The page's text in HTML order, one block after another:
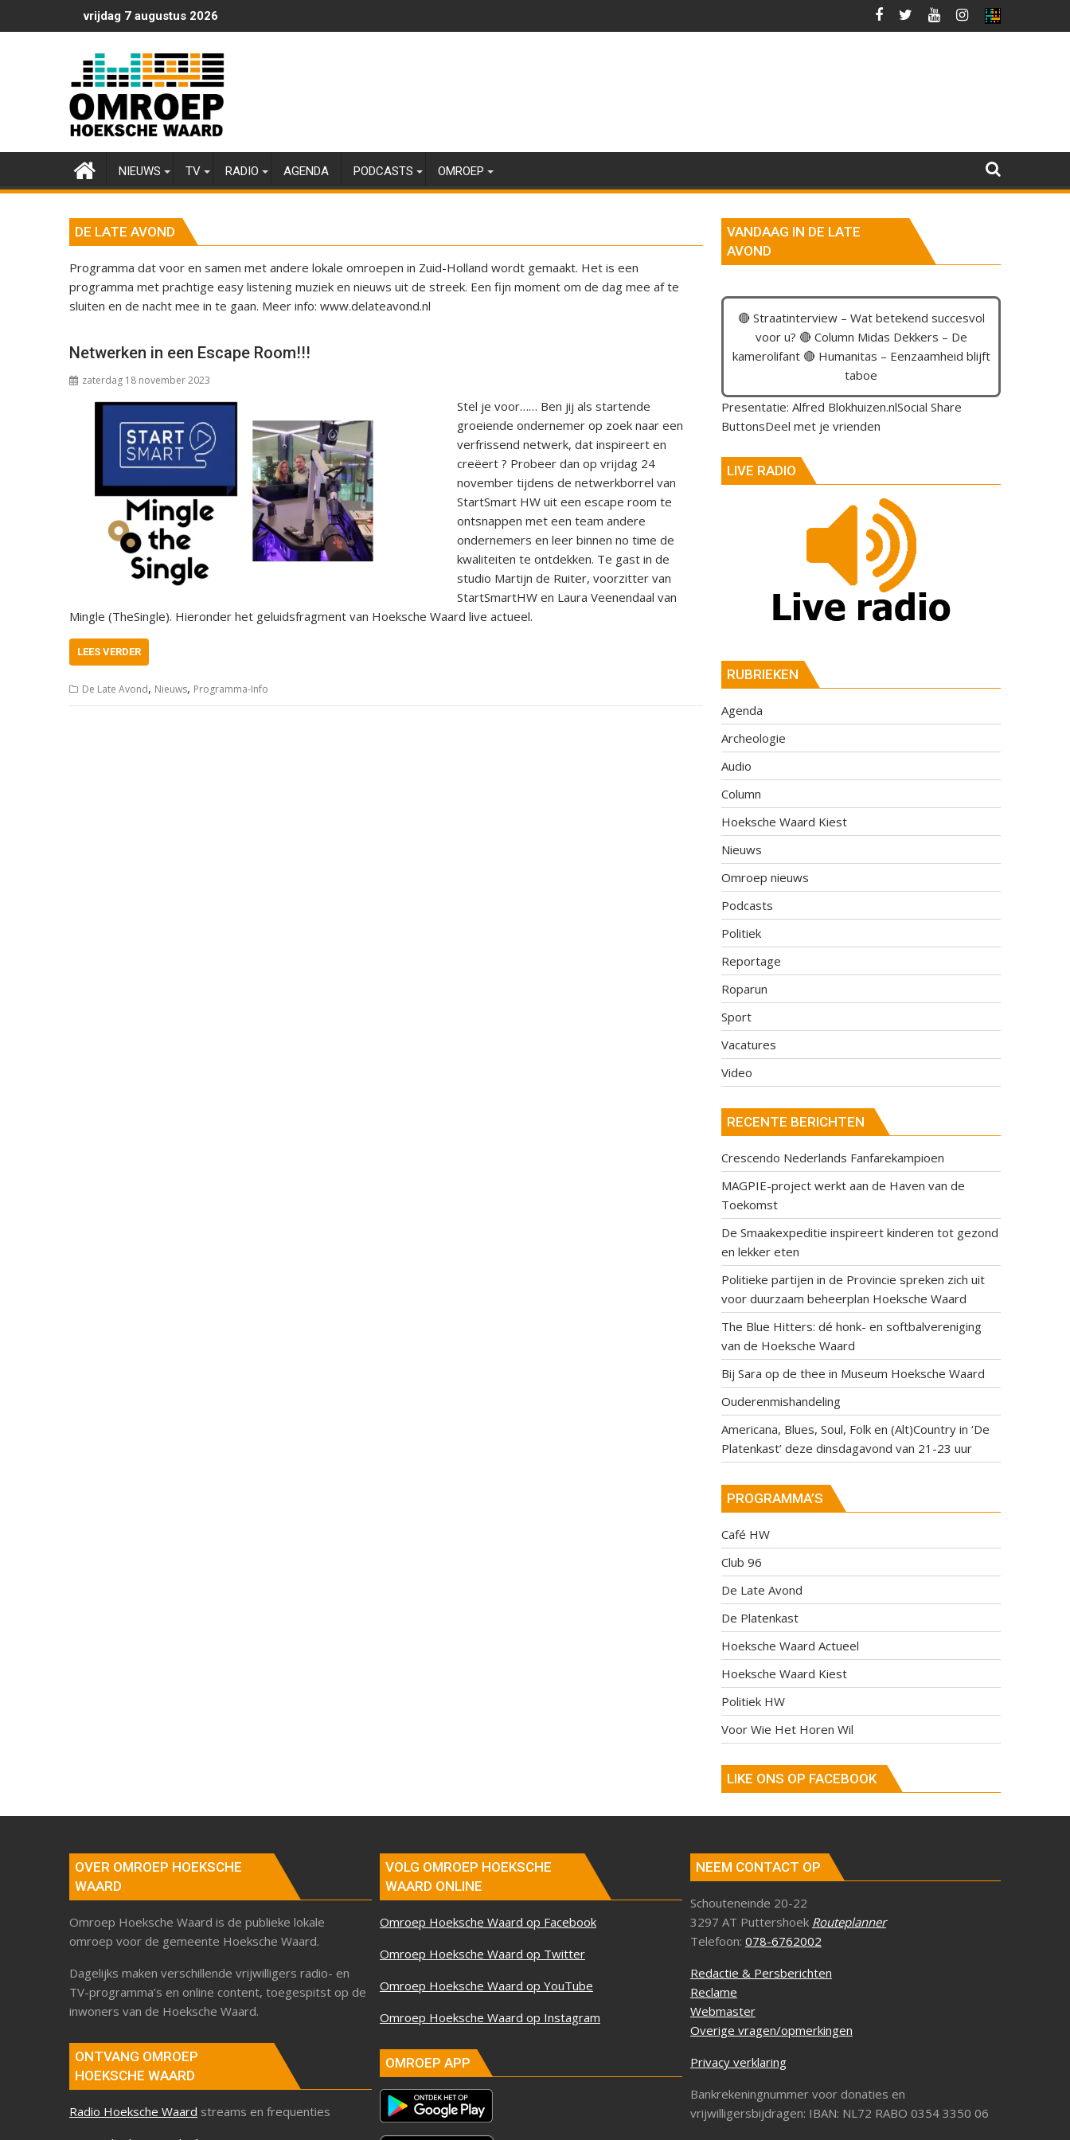
naar
vrijdag 7 augustus 2026
NIEUWS TV RADIO AGENDA PODCASTS OMROEP
DE LATE AVOND
Programma dat voor en samen met andere lokale omroepen in Zuid-Holland wordt gemaakt. Het is een
programma met prachtige easy listening muziek en nieuws uit de streek. Een fijn moment om de dag mee af te
sluiten en de nacht mee in te gaan. Meer info: www.delateavond.nl
Netwerken in een Escape Room!!!
zaterdag 18 november 2023
Stel je voor…… Ben jij als startende
groeiende ondernemer op zoek naar een
verfrissend netwerk, dat inspireert en
creëert ? Probeer dan op vrijdag 24
november tijdens de netwerkborrel van
StartSmart HW uit een escape room te
ontsnappen met een team andere
ondernemers en leer binnen no time de
kwaliteiten te ontdekken. Te gast in de
studio Martijn de Ruiter, voorzitter van
StartSmartHW en Laura Veenendaal van
Mingle (TheSingle). Hieronder het geluidsfragment van Hoeksche Waard live actueel.
LEES VERDER
De Late Avond, Nieuws, Programma-Info
VANDAAG IN DE LATE
AVOND
🔴 Straatinterview – Wat betekend succesvol
voor u? 🔴 Column Midas Dekkers – De
kamerolifant 🔴 Humanitas – Eenzaamheid blijft
taboe
Presentatie: Alfred Blokhuizen.nlSocial Share
ButtonsDeel met je vrienden
LIVE RADIO
RUBRIEKEN
Agenda
Archeologie
Audio
Column
Hoeksche Waard Kiest
Nieuws
Omroep nieuws
Podcasts
Politiek
Reportage
Roparun
Sport
Vacatures
Video
RECENTE BERICHTEN
Crescendo Nederlands Fanfarekampioen
MAGPIE-project werkt aan de Haven van de
Toekomst
De Smaakexpeditie inspireert kinderen tot gezond
en lekker eten
Politieke partijen in de Provincie spreken zich uit
voor duurzaam beheerplan Hoeksche Waard
The Blue Hitters: dé honk- en softbalvereniging
van de Hoeksche Waard
Bij Sara op de thee in Museum Hoeksche Waard
Ouderenmishandeling
Americana, Blues, Soul, Folk en (Alt)Country in ‘De
Platenkast’ deze dinsdagavond van 21-23 uur
PROGRAMMA’S
Café HW
Club 96
De Late Avond
De Platenkast
Hoeksche Waard Actueel
Hoeksche Waard Kiest
Politiek HW
Voor Wie Het Horen Wil
LIKE ONS OP FACEBOOK
OVER OMROEP HOEKSCHE
WAARD
Omroep Hoeksche Waard is de publieke lokale
omroep voor de gemeente Hoeksche Waard.
Dagelijks maken verschillende vrijwilligers radio- en
TV-programma’s en online content, toegespitst op de
inwoners van de Hoeksche Waard.
ONTVANG OMROEP
HOEKSCHE WAARD
Radio Hoeksche Waard streams en frequenties
VOLG OMROEP HOEKSCHE
WAARD ONLINE
Omroep Hoeksche Waard op Facebook
Omroep Hoeksche Waard op Twitter
Omroep Hoeksche Waard op YouTube
Omroep Hoeksche Waard op Instagram
OMROEP APP
NEEM CONTACT OP
Schouteneinde 20-22
3297 AT Puttershoek Routeplanner
Telefoon: 078-6762002
Redactie & Persberichten
Reclame
Webmaster
Overige vragen/opmerkingen
Privacy verklaring
Bankrekeningnummer voor donaties en
vrijwilligersbijdragen: IBAN: NL72 RABO 0354 3350 06